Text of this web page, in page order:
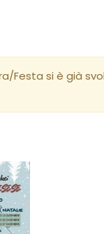
Festa si è già